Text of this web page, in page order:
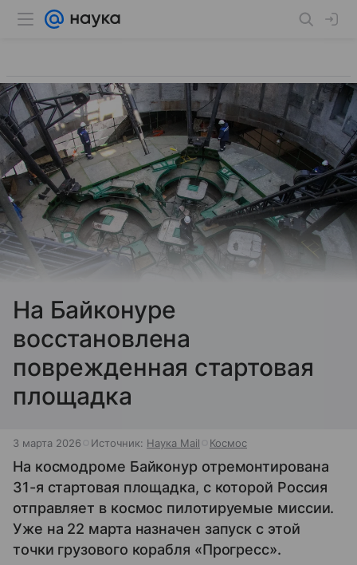
На Байконуре
восстановлена
поврежденная стартовая
площадка
3 марта 2026 Источник: Наука Mail Космос
На космодроме Байконур отремонтирована
31-я стартовая площадка, с которой Россия
отправляет в космос пилотируемые миссии.
Уже на 22 марта назначен запуск с этой
точки грузового корабля «Прогресс».